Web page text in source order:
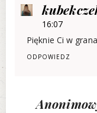
16:07
Pięknie Ci w
ODPOWIEDZ